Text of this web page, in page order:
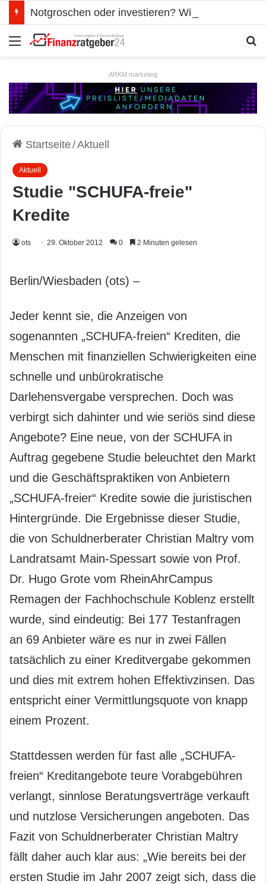
Menü
ARKM.marketing
Startseite/Aktuell
Aktuell
Studie "SCHUFA-freie"
Kredite
ots 29. Oktober 2012 0 2 Minuten gelesen
Berlin/Wiesbaden (ots) –
Jeder kennt sie, die Anzeigen von
sogenannten „SCHUFA-freien“ Krediten, die
Menschen mit finanziellen Schwierigkeiten eine
schnelle und unbürokratische
Darlehensvergabe versprechen. Doch was
verbirgt sich dahinter und wie seriös sind diese
Angebote? Eine neue, von der SCHUFA in
Auftrag gegebene Studie beleuchtet den Markt
und die Geschäftspraktiken von Anbietern
„SCHUFA-freier“ Kredite sowie die juristischen
Hintergründe. Die Ergebnisse dieser Studie,
die von Schuldnerberater Christian Maltry vom
Landratsamt Main-Spessart sowie von Prof.
Dr. Hugo Grote vom RheinAhrCampus
Remagen der Fachhochschule Koblenz erstellt
wurde, sind eindeutig: Bei 177 Testanfragen
an 69 Anbieter wäre es nur in zwei Fällen
tatsächlich zu einer Kreditvergabe gekommen
und dies mit extrem hohen Effektivzinsen. Das
entspricht einer Vermittlungsquote von knapp
einem Prozent.
Stattdessen werden für fast alle „SCHUFA-
freien“ Kreditangebote teure Vorabgebühren
verlangt, sinnlose Beratungsverträge verkauft
und nutzlose Versicherungen angeboten. Das
Fazit von Schuldnerberater Christian Maltry
fällt daher auch klar aus: „Wie bereits bei der
ersten Studie im Jahr 2007 zeigt sich, dass die